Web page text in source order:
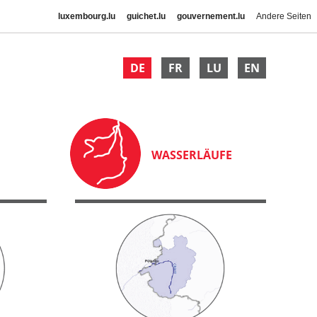
luxembourg.lu guichet.lu gouvernement.lu Andere Seiten
DE FR LU EN
WASSERLÄUFE